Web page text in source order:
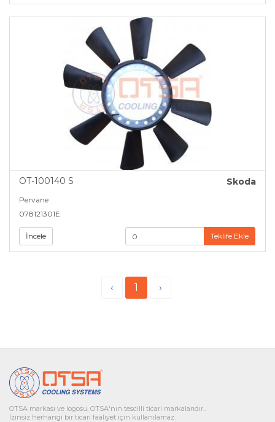
OT-100140 S Skoda
Pervane
078121301E
İncele Teklife Ekle
‹ 1 ›
OTSA markası ve logosu, OTSA'nın tescilli ticari markalarıdır..
İzinsiz herhangi bir ticari faaliyet için kullanılamaz.